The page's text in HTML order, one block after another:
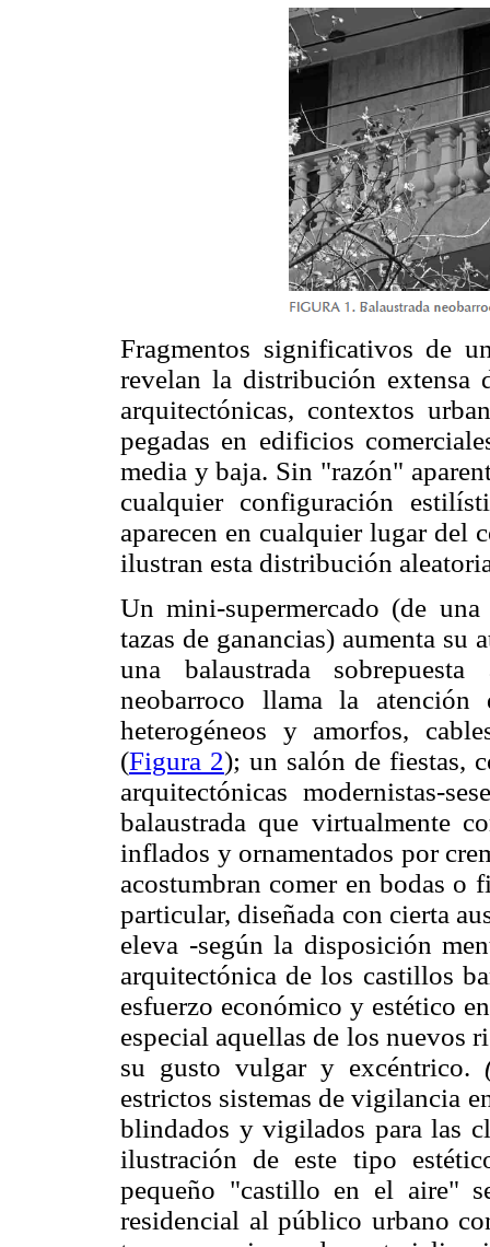
Fragmentos significativos de
revelan la distribución extensa
arquitectónicas, contextos
pegadas en edificios
media y baja. Sin "razón"
cualquier configuración
aparecen en cualquier lugar del
ilustran esta distribución
Un mini-supermercado (de
tazas de ganancias) aumenta
una balaustrada
neobarroco llama la
heterogéneos y amorfos,
(Figura 2); un salón de fiestas,
arquitectónicas modernistas-
balaustrada que virtualmente
inflados y ornamentados por
acostumbran comer en bodas o
particular, diseñada con cierta
eleva -según la disposición
arquitectónica de los castillos
esfuerzo económico y estético
especial aquellas de los nuevos
su gusto vulgar y excéntrico.
estrictos sistemas de vigilancia
blindados y vigilados para las
ilustración de este tipo
pequeño "castillo en el aire"
residencial al público urbano